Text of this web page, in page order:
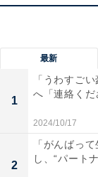
最新
1
「うわすご
へ「連絡く
2024/10/17
2
「がんばっ
し、“パート